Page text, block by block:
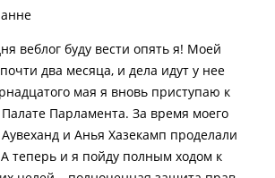
веблог буду вести опять я! Моей
два месяца, и дела идут у нее
мая я вновь приступаю к
Парламента. За время моего
Аувеханд и Анья Хазекамп проделали
теперь и я пойду полным ходом к